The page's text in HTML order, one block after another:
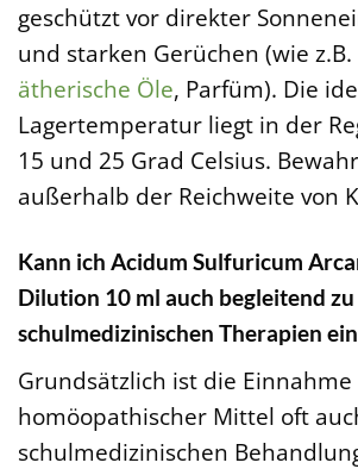
geschützt vor direkter
und starken Gerüchen (wie z.B.
ätherische Öle, Parfüm). Die
Lagertemperatur liegt in der
15 und 25 Grad Celsius.
außerhalb der Reichweite von
Kann ich Acidum Sulfuricum
Dilution 10 ml auch begleitend zu
schulmedizinischen Therapien
Grundsätzlich ist die Einnahme
homöopathischer Mittel oft
schulmedizinischen